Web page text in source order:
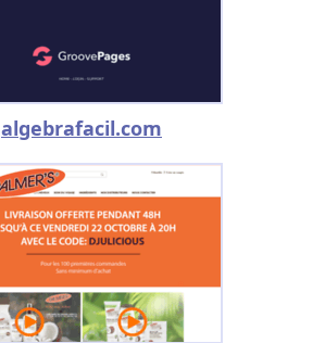
algebrafacil.com